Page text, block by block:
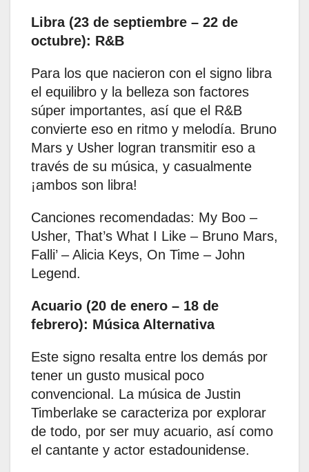
Libra (23 de septiembre – 22 de
octubre): R&B
Para los que nacieron con el signo libra
el equilibro y la belleza son factores
súper importantes, así que el R&B
convierte eso en ritmo y melodía. Bruno
Mars y Usher logran transmitir eso a
través de su música, y casualmente
¡ambos son libra! ​
Canciones recomendadas: My Boo –
Usher, That’s What I Like – Bruno Mars,
Falli’ – Alicia Keys, On Time – John
Legend.
Acuario (20 de enero – 18 de
febrero): Música Alternativa
Este signo resalta entre los demás por
tener un gusto musical poco
convencional. La música de Justin
Timberlake se caracteriza por explorar
de todo, por ser muy acuario, así como
el cantante y actor estadounidense. ​